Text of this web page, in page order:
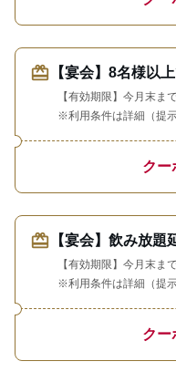
redeem 【宴会】8名様以
【有効期限】今月末ま
※利用条件は詳細（提
クー
redeem 【宴会】飲み放
【有効期限】今月末ま
※利用条件は詳細（提
クー